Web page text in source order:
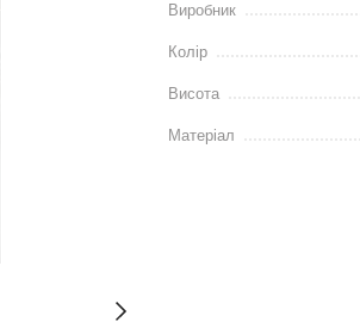
Виробник
Колір
Висота
Матеріал